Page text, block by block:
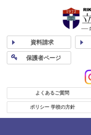
資料請求
保護者ページ
よくあるご質問
ポリシー 学校の方針